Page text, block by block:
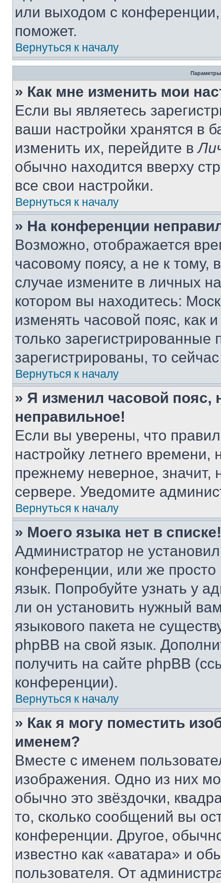
или выходом с
поможет.
Вернуться к началу
Параметры
» Как мне изменить мои
Если вы являетесь
ваши настройки хранятся в
изменить их, перейдите в
обычно находится вверху
все свои настройки.
Вернуться к началу
» На конференции
Возможно, отображается
часовому поясу, а не к тому,
случае измените в личных
котором вы находитесь:
изменять часовой пояс, как
только
зарегистрированы, то
Вернуться к началу
» Я изменил часовой пояс,
неправильное!
Если вы уверены, что
настройку летнего
прежнему неверное, значит,
сервере. Уведомите
Вернуться к началу
» Моего языка нет в списке!
Администратор не
конференции, или же
язык. Попробуйте узнать у
ли он установить нужный
языкового пакета не
phpBB на свой язык.
получить на сайте phpBB
конференции).
Вернуться к началу
» Как я могу поместить
именем?
Вместе с именем
изображения. Одно из них
обычно это звёздочки,
то, сколько сообщений вы
конференции. Другое,
известно как «аватара» и
пользователя. От